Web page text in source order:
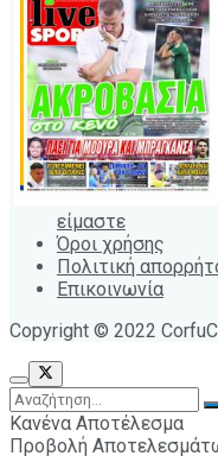
είμαστε
Όροι χρήσης
Πολιτική
Επικοινωνία
Copyright © 2022
Κανένα Αποτέλεσμα
Προβολή